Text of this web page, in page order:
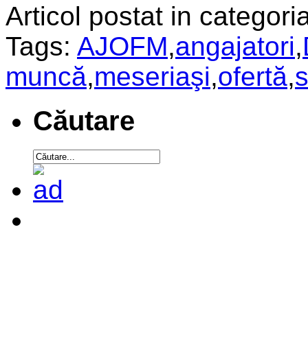
Articol postat in
Tags: AJOFM,angajatori,
muncă,meseriaşi,ofertă,
Căutare